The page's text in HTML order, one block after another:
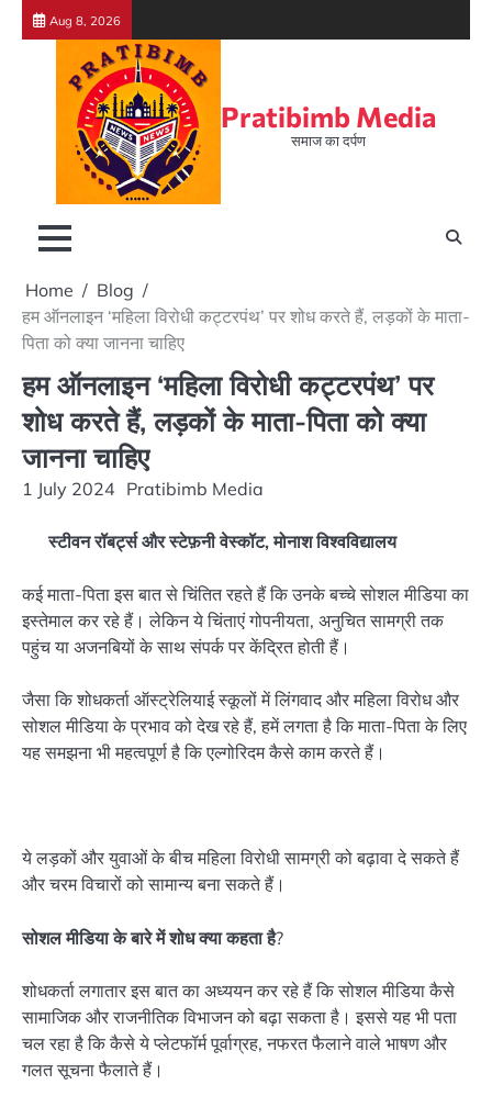
Skip
Aug 8, 2026
Pratibimb Media
समाज का दर्पण
Home
Blog
हम ऑनलाइन ‘महिला विरोधी कट्टरपंथ’ पर शोध करते हैं, लड़कों के माता-
पिता को क्या जानना चाहिए
हम ऑनलाइन ‘महिला विरोधी कट्टरपंथ’ पर
शोध करते हैं, लड़कों के माता-पिता को क्या
जानना चाहिए
1 July 2024 Pratibimb Media
स्टीवन रॉबर्ट्स और स्टेफ़नी वेस्कॉट, मोनाश विश्वविद्यालय
कई माता-पिता इस बात से चिंतित रहते हैं कि उनके बच्चे सोशल मीडिया का
इस्तेमाल कर रहे हैं। लेकिन ये चिंताएं गोपनीयता, अनुचित सामग्री तक
पहुंच या अजनबियों के साथ संपर्क पर केंद्रित होती हैं।
जैसा कि शोधकर्ता ऑस्ट्रेलियाई स्कूलों में लिंगवाद और महिला विरोध और
सोशल मीडिया के प्रभाव को देख रहे हैं, हमें लगता है कि माता-पिता के लिए
यह समझना भी महत्वपूर्ण है कि एल्गोरिदम कैसे काम करते हैं।
ये लड़कों और युवाओं के बीच महिला विरोधी सामग्री को बढ़ावा दे सकते हैं
और चरम विचारों को सामान्य बना सकते हैं।
सोशल मीडिया के बारे में शोध क्या कहता है?
शोधकर्ता लगातार इस बात का अध्ययन कर रहे हैं कि सोशल मीडिया कैसे
सामाजिक और राजनीतिक विभाजन को बढ़ा सकता है। इससे यह भी पता
चल रहा है कि कैसे ये प्लेटफॉर्म पूर्वाग्रह, नफरत फैलाने वाले भाषण और
गलत सूचना फैलाते हैं।